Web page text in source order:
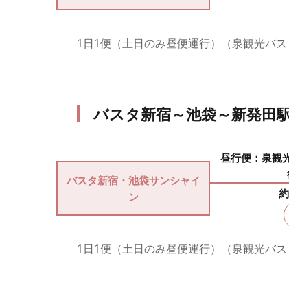
1日1便（土日のみ昼便運行）（泉観光バ
バスタ新宿～池袋～新発田
バスタ新宿・池袋サンシャイ
ン
昼行便：泉観
1日1便（土日のみ昼便運行）（泉観光バ